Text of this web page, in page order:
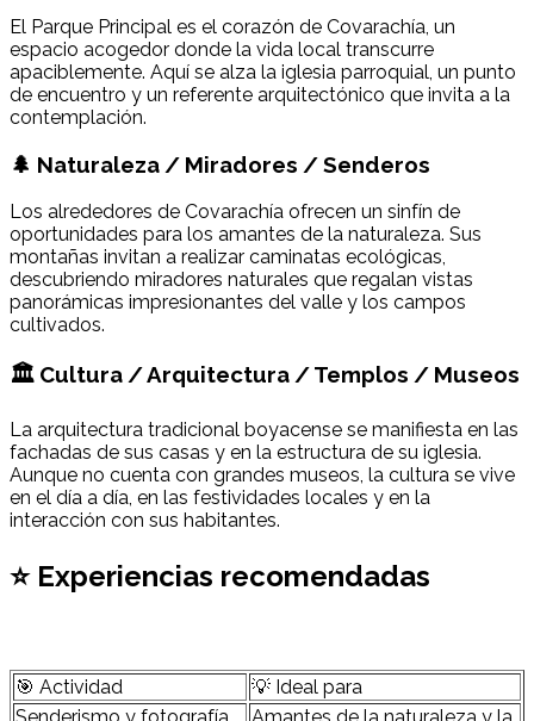
El Parque Principal es el corazón de Covarachía, un
espacio acogedor donde la vida local transcurre
apaciblemente. Aquí se alza la iglesia parroquial, un punto
de encuentro y un referente arquitectónico que invita a la
contemplación.
🌲 Naturaleza / Miradores / Senderos
Los alrededores de Covarachía ofrecen un sinfín de
oportunidades para los amantes de la naturaleza. Sus
montañas invitan a realizar caminatas ecológicas,
descubriendo miradores naturales que regalan vistas
panorámicas impresionantes del valle y los campos
cultivados.
🏛 Cultura / Arquitectura / Templos / Museos
La arquitectura tradicional boyacense se manifiesta en las
fachadas de sus casas y en la estructura de su iglesia.
Aunque no cuenta con grandes museos, la cultura se vive
en el día a día, en las festividades locales y en la
interacción con sus habitantes.
⭐ Experiencias recomendadas
🎯 Actividad
💡 Ideal para